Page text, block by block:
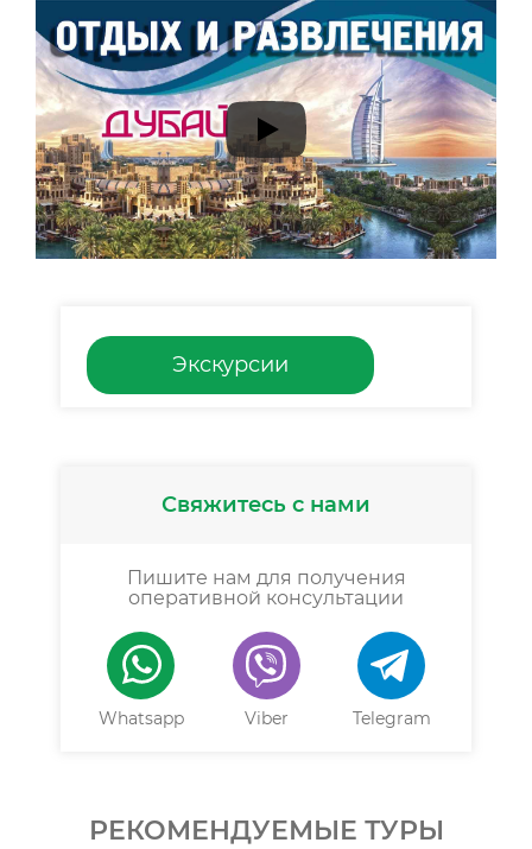
Экскурсии
Свяжитесь с нами
Пишите нам для получения
оперативной консультации
Whatsapp Viber Telegram
РЕКОМЕНДУЕМЫЕ ТУРЫ